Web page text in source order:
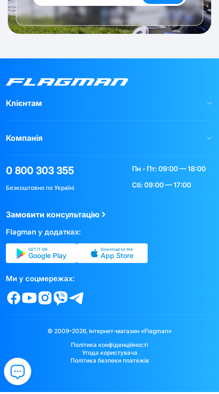
Клієнтам
Компанія
0 800 303 355
Безкоштовно по Україні
Пн - Пт: 09:00 — 18:00
Сб: 09:00 — 17:00
Замовити консультацію
Flagman у додатках:
GET IT ON
Google Play
Download on the
App Store
Ми у соцмережах:
© 2009–2026, Інтернет-магазин «Flagman»
Політика конфіденційності
Угода користувача
Політика безпеки платежів